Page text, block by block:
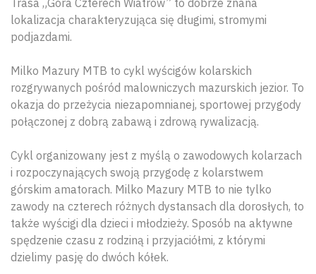
lokalizacja charakteryzująca się długimi, stromymi
podjazdami.
Milko Mazury MTB to cykl wyścigów kolarskich
rozgrywanych pośród malowniczych mazurskich jezior. To
okazja do przeżycia niezapomnianej, sportowej przygody
połączonej z dobrą zabawą i zdrową rywalizacją.
Cykl organizowany jest z myślą o zawodowych kolarzach
i rozpoczynających swoją przygodę z kolarstwem
górskim amatorach. Milko Mazury MTB to nie tylko
zawody na czterech różnych dystansach dla dorosłych, to
także wyścigi dla dzieci i młodzieży. Sposób na aktywne
spędzenie czasu z rodziną i przyjaciółmi, z którymi
dzielimy pasję do dwóch kółek.